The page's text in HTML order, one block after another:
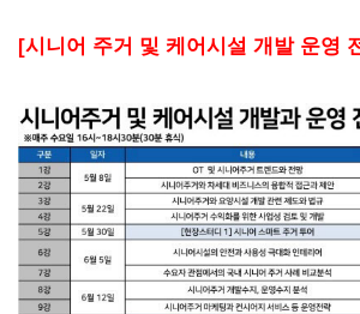
[시니어 주거 및 케어시설 개발 운영